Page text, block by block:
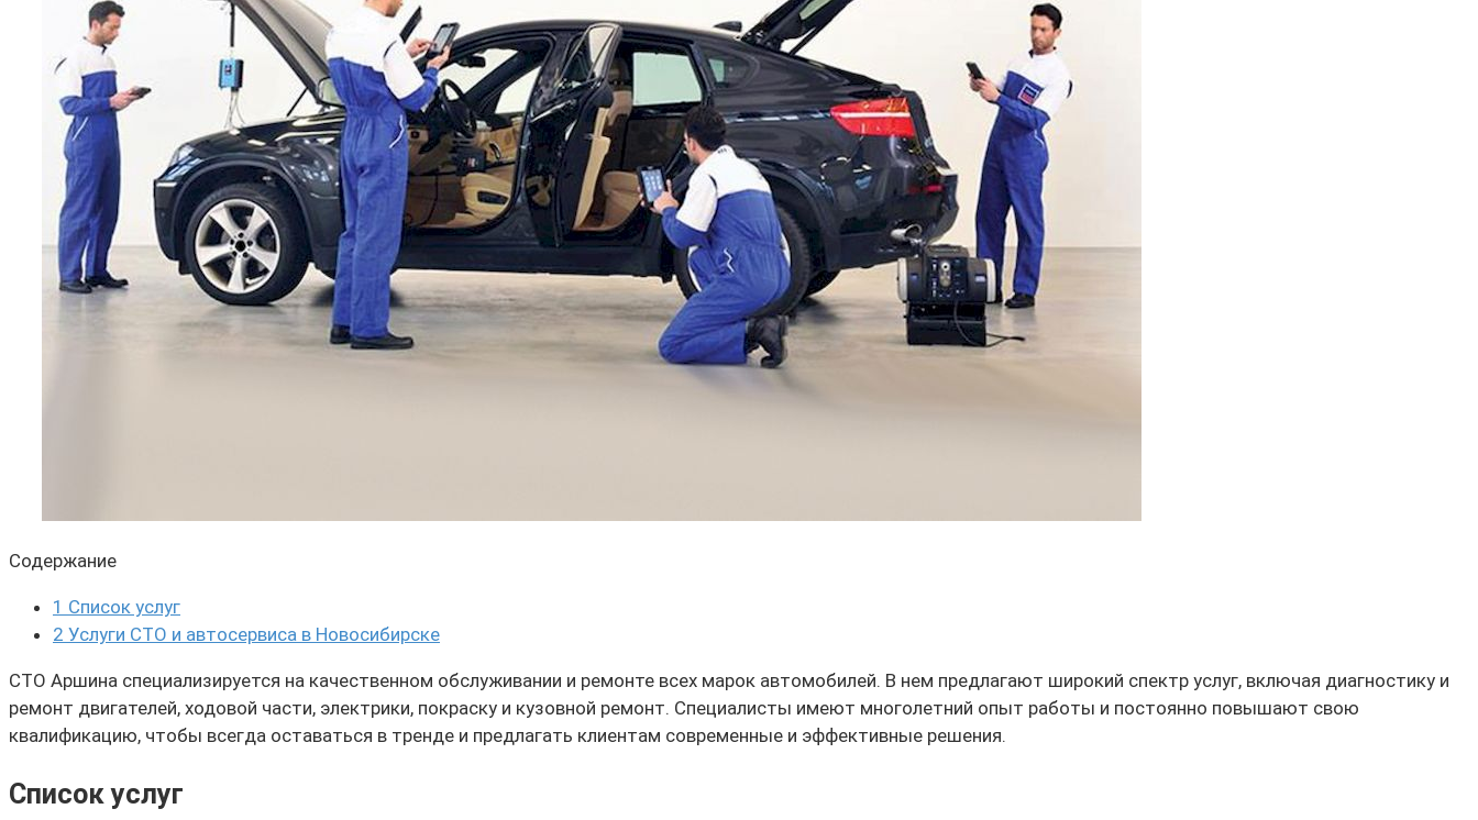
Содержание
1 Список услуг
2 Услуги СТО и автосервиса в Новосибирске
СТО Аршина специализируется на качественном обслуживании и ремонте всех марок автомобилей. В нем предлагают широкий спектр услуг, включая диагностику и
ремонт двигателей, ходовой части, электрики, покраску и кузовной ремонт. Специалисты имеют многолетний опыт работы и постоянно повышают свою
квалификацию, чтобы всегда оставаться в тренде и предлагать клиентам современные и эффективные решения.
Список услуг